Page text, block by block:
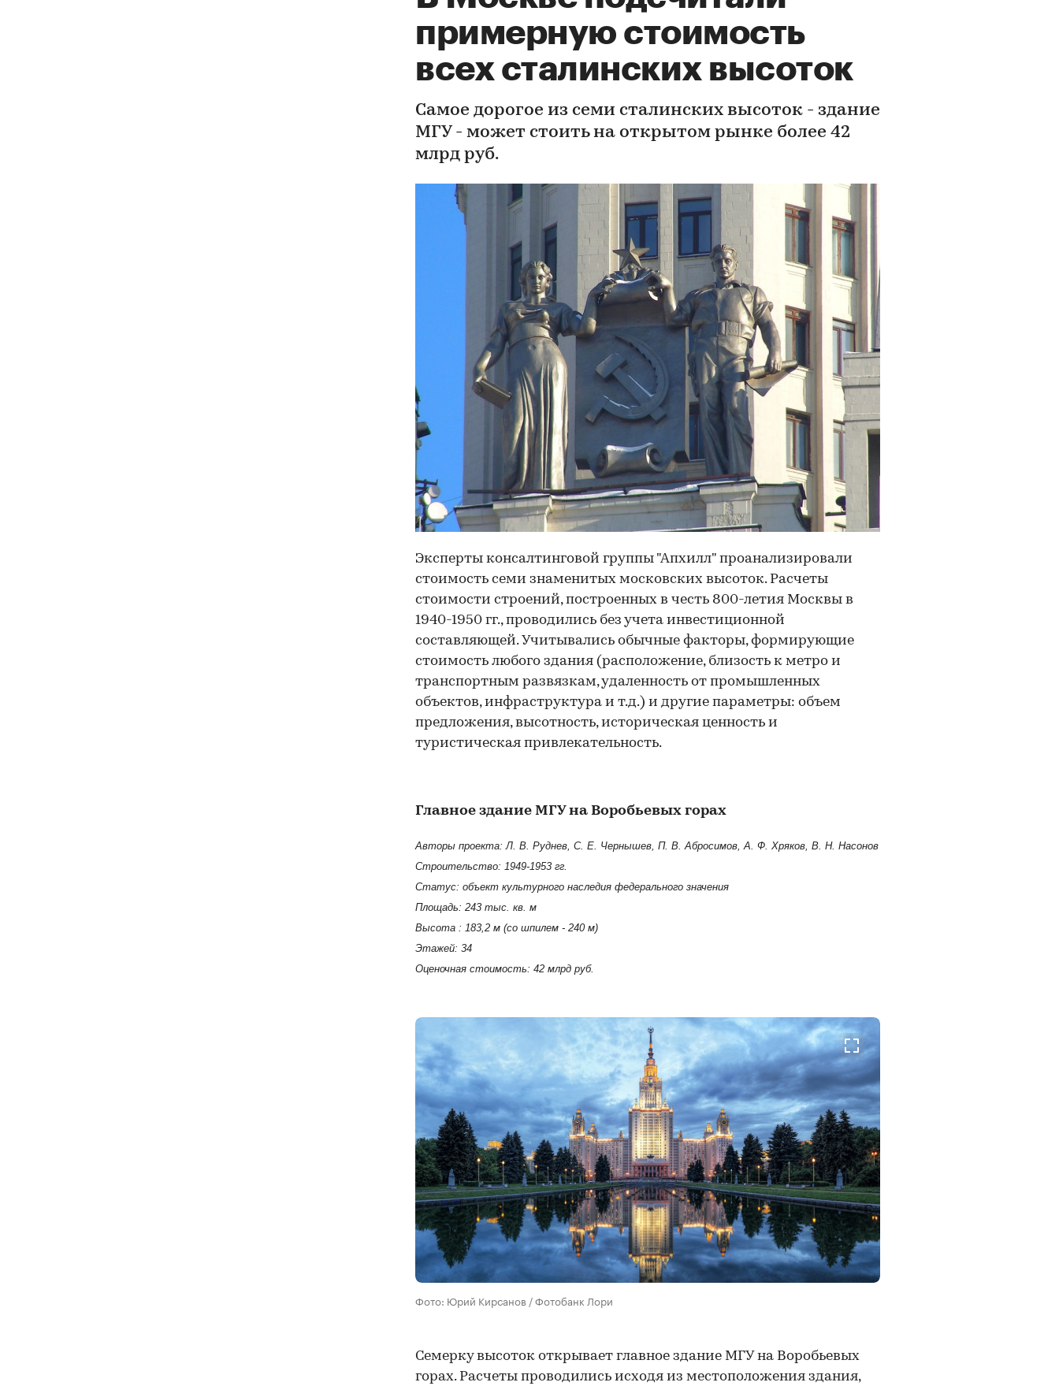
примерную стоимость
всех сталинских высоток
Самое дорогое из семи сталинских высоток - здание
МГУ - может стоить на открытом рынке более 42
млрд руб.
Эксперты консалтинговой группы "Апхилл" проанализировали
стоимость семи знаменитых московских высоток. Расчеты
стоимости строений, построенных в честь 800-летия Москвы в
1940-1950 гг., проводились без учета инвестиционной
составляющей. Учитывались обычные факторы, формирующие
стоимость любого здания (расположение, близость к метро и
транспортным развязкам, удаленность от промышленных
объектов, инфраструктура и т.д.) и другие параметры: объем
предложения, высотность, историческая ценность и
туристическая привлекательность.
Главное здание МГУ на Воробьевых горах
Авторы проекта: Л. В. Руднев, С. Е. Чернышев, П. В. Абросимов, А. Ф. Хряков, В. Н. Насонов
Строительство: 1949-1953 гг.
Статус: объект культурного наследия федерального значения
Площадь: 243 тыс. кв. м
Высота : 183,2 м (со шпилем - 240 м)
Этажей: 34
Оценочная стоимость: 42 млрд руб.
Фото: Юрий Кирсанов / Фотобанк Лори
Семерку высоток открывает главное здание МГУ на Воробьевых
горах. Расчеты проводились исходя из местоположения здания,